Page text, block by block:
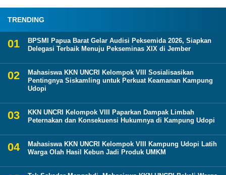
TRENDING
BPSMI Papua Barat Gelar Audisi Peksemida 2026, Siapkan
Delegasi Terbaik Menuju Pekseminas XIX di Jember
Mahasiswa KKN UNCRI Kelompok VIII Sosialisasikan
Pentingnya Siskamling untuk Perkuat Keamanan Kampung
Udopi
KKN UNCRI Kelompok VIII Paparkan Dampak Limbah
Peternakan dan Konsekuensi Hukumnya di Kampung Udopi
Mahasiswa KKN UNCRI Kelompok VIII Kampung Udopi Latih
Warga Olah Hasil Kebun Jadi Produk UMKM